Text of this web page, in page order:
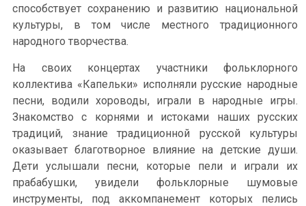
способствует сохранению и развитию национальной
культуры, в том числе местного традиционного
народного творчества.
На своих концертах участники фольклорного
коллектива «Капельки» исполняли русские народные
песни, водили хороводы, играли в народные игры.
Знакомство с корнями и истоками наших русских
традиций, знание традиционной русской культуры
оказывает благотворное влияние на детские души.
Дети услышали песни, которые пели и играли их
прабабушки, увидели фольклорные шумовые
инструменты, под аккомпанемент которых пелись